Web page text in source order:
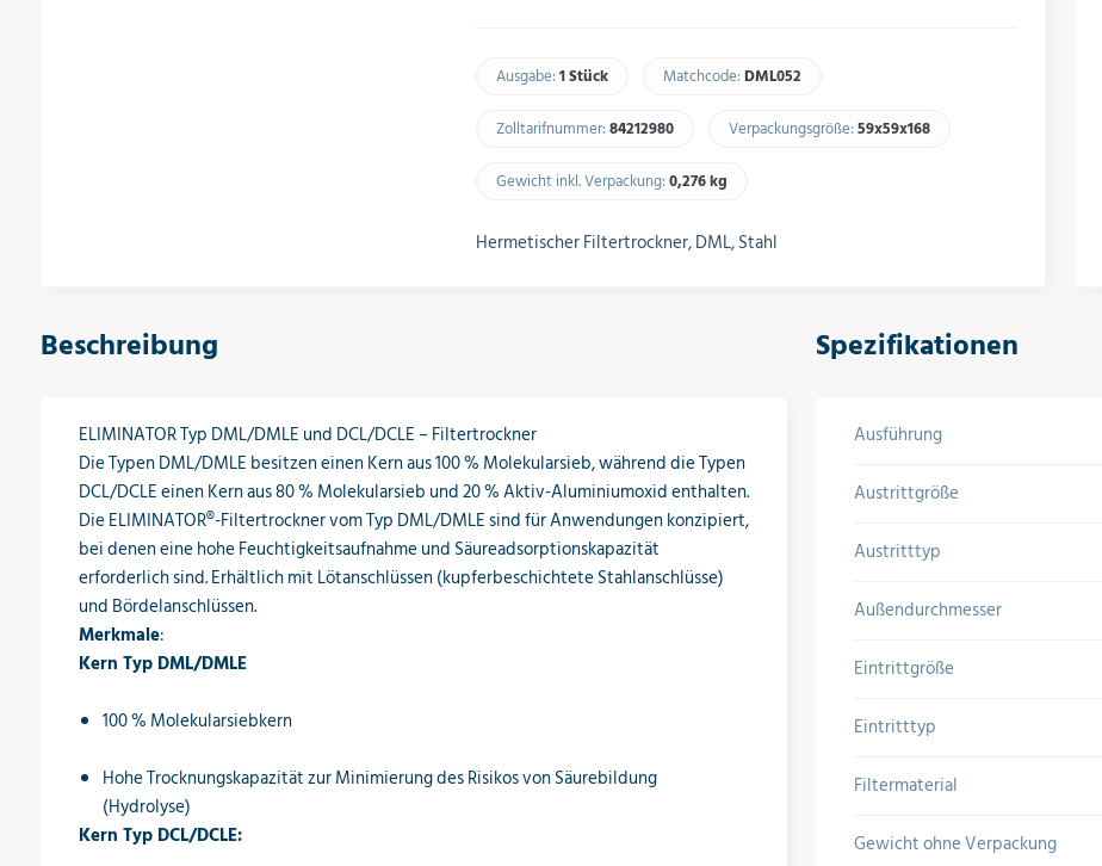
Ausgabe:1 Stück Matchcode:DML052​
Zolltarifnummer:84212980​ Verpackungsgröße:59x59x168​
Gewicht inkl. Verpackung:0,276 kg​
Hermetischer Filtertrockner, DML, Stahl
Beschreibung
ELIMINATOR Typ DML/DMLE und DCL/DCLE – Filtertrockner
Die Typen DML/DMLE besitzen einen Kern aus 100 % Molekularsieb, während die Typen
DCL/DCLE einen Kern aus 80 % Molekularsieb und 20 % Aktiv-Aluminiumoxid enthalten.
Die ELIMINATOR®-Filtertrockner vom Typ DML/DMLE sind für Anwendungen konzipiert,
bei denen eine hohe Feuchtigkeitsaufnahme und Säureadsorptionskapazität
erforderlich sind. Erhältlich mit Lötanschlüssen (kupferbeschichtete Stahlanschlüsse)
und Bördelanschlüssen.
Merkmale:
Kern Typ DML/DMLE
100 % Molekularsiebkern
Hohe Trocknungskapazität zur Minimierung des Risikos von Säurebildung
(Hydrolyse)
Kern Typ DCL/DCLE:
Spezifikationen
Ausführung
Austrittgröße
Austritttyp
Außendurchmesser
Eintrittgröße
Eintritttyp
Filtermaterial
Gewicht ohne Verpackung